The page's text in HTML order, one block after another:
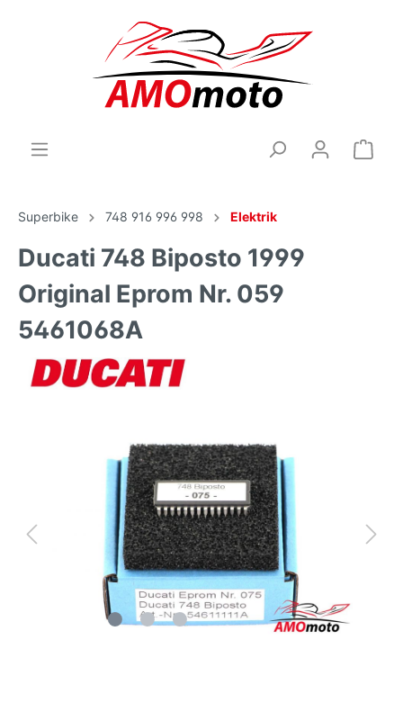
Superbike 748 916 996 998 Elektrik
Ducati 748 Biposto 1999
Original Eprom Nr. 059
5461068A